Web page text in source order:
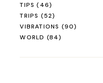
TIPS (46)
TRIPS (52)
VIBRATIONS (90)
WORLD (84)